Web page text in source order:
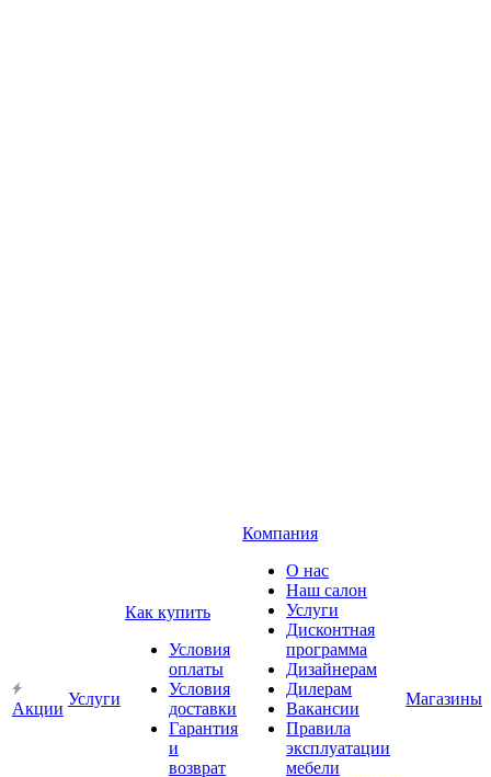
Акции
Услуги
Как купить
Условия
оплаты
Условия
доставки
Гарантия
и
возврат
Компания
О нас
Наш салон
Услуги
Дисконтная
программа
Дизайнерам
Дилерам
Вакансии
Правила
эксплуатации
мебели
Магазины